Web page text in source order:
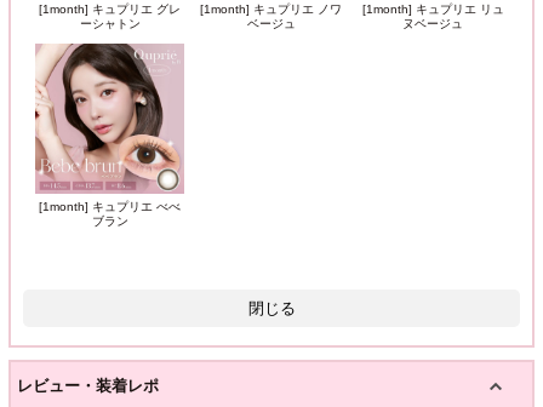
[1month] キュプリエ グレ
ーシャトン
[1month] キュプリエ ノワ
ベージュ
[1month] キュプリエ リュ
ヌベージュ
[1month] キュプリエ べべ
ブラン
閉じる
レビュー・装着レポ